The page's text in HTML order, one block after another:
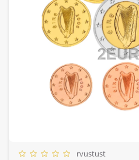
rvustust